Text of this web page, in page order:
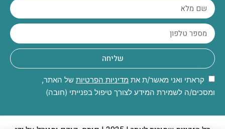
שליחה
קראתי ואני מאשר/ת את מדיניות הפרטיות של האתר,
ומסכים/ה לשמירת המידע לצורך טיפול בפנייתי (חובה)